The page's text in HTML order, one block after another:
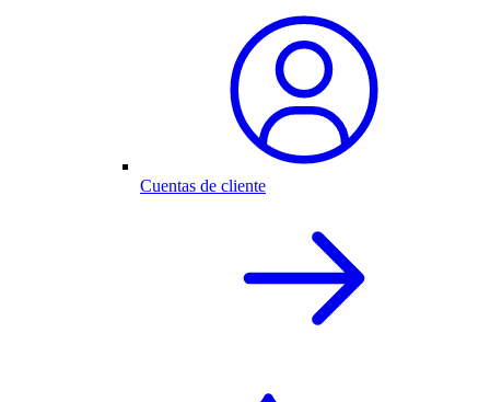
Cuentas de cliente